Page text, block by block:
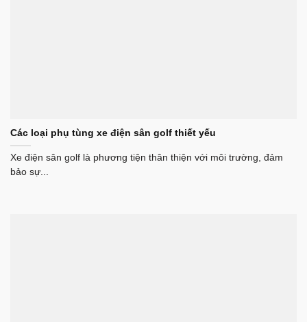
Các loại phụ tùng xe điện sân golf thiết yếu
Xe điện sân golf là phương tiện thân thiện với môi trường, đảm
bảo sự...